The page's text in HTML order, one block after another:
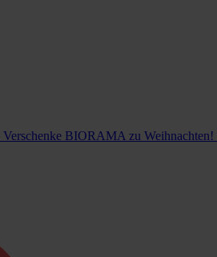
Verschenke BIORAMA zu Weihnachten!